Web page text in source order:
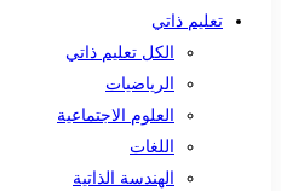
تعليم ذاتي
الكل تعليم ذاتي
الرياضيات
العلوم الاجتماعية
اللغات
الهندسة الذاتية